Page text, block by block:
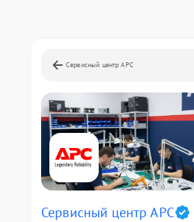
Сервисный центр APC
Сервисный центр APC